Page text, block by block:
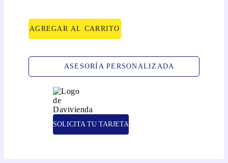
AGREGAR AL CARRITO
ASESORÍA PERSONALIZADA
SOLICITA TU TARJETA